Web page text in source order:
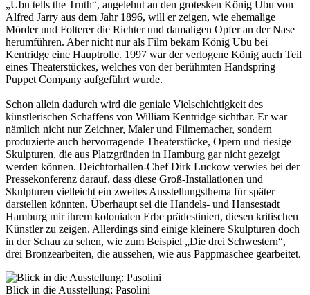
„Ubu tells the Truth“, angelehnt an den grotesken König Ubu von
Alfred Jarry aus dem Jahr 1896, will er zeigen, wie ehemalige
Mörder und Folterer die Richter und damaligen Opfer an der Nase
herumführen. Aber nicht nur als Film bekam König Ubu bei
Kentridge eine Hauptrolle. 1997 war der verlogene König auch Teil
eines Theaterstückes, welches von der berühmten Handspring
Puppet Company aufgeführt wurde.
Schon allein dadurch wird die geniale Vielschichtigkeit des
künstlerischen Schaffens von William Kentridge sichtbar. Er war
nämlich nicht nur Zeichner, Maler und Filmemacher, sondern
produzierte auch hervorragende Theaterstücke, Opern und riesige
Skulpturen, die aus Platzgründen in Hamburg gar nicht gezeigt
werden können. Deichtorhallen-Chef Dirk Luckow verwies bei der
Pressekonferenz darauf, dass diese Groß-Installationen und
Skulpturen vielleicht ein zweites Ausstellungsthema für später
darstellen könnten. Überhaupt sei die Handels- und Hansestadt
Hamburg mir ihrem kolonialen Erbe prädestiniert, diesen kritischen
Künstler zu zeigen. Allerdings sind einige kleinere Skulpturen doch
in der Schau zu sehen, wie zum Beispiel „Die drei Schwestern“,
drei Bronzearbeiten, die aussehen, wie aus Pappmaschee gearbeitet.
Blick in die Ausstellung: Pasolini